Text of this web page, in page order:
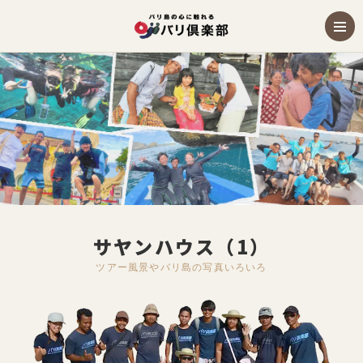
サヤンハウス（1）
ツアー風景やバリ島の写真いろいろ